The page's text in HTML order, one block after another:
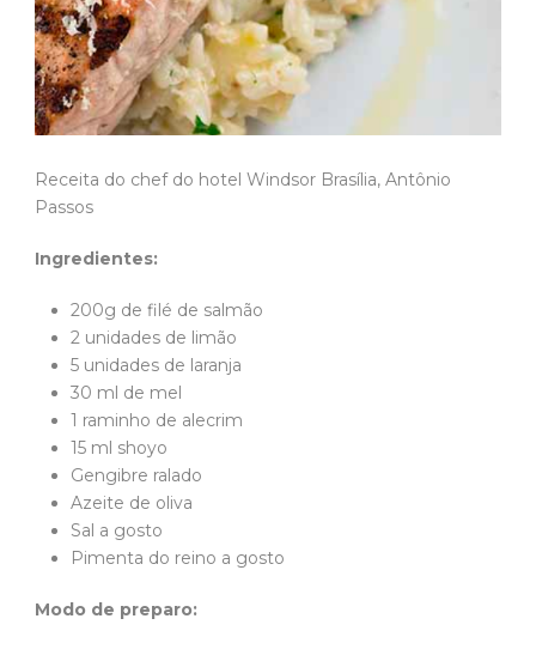
Receita do chef do hotel Windsor Brasília, Antônio
Passos
Ingredientes:
200g de filé de salmão
2 unidades de limão
5 unidades de laranja
30 ml de mel
1 raminho de alecrim
15 ml shoyo
Gengibre ralado
Azeite de oliva
Sal a gosto
Pimenta do reino a gosto
Modo de preparo: